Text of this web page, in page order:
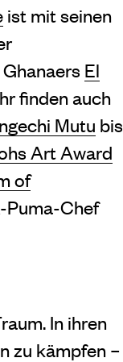
ist mit seinen
El
finden auch
Mutu bis
Art Award
of
Puma-Chef
In ihren
zu kämpfen –